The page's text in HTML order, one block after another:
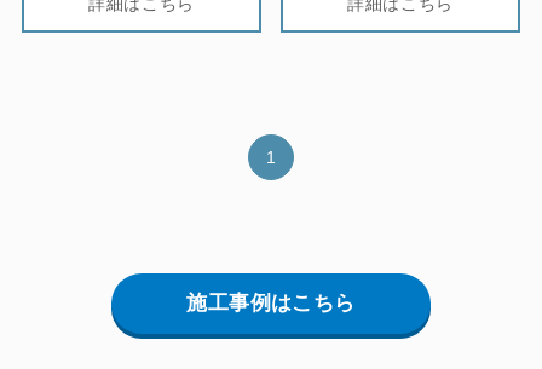
1
施工事例はこちら